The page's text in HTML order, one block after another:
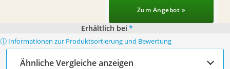
Zum Angebot »
Erhältlich bei *
ⓘ Informationen zur Produktsortierung und Bewertung
Ähnliche Vergleiche anzeigen